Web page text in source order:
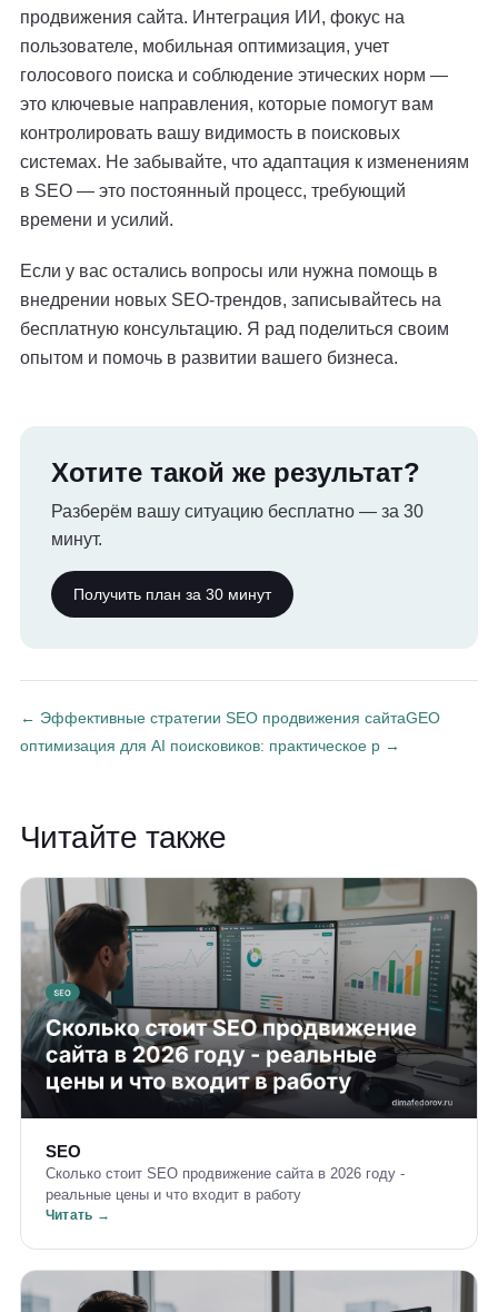
продвижения сайта. Интеграция ИИ, фокус на
пользователе, мобильная оптимизация, учет
голосового поиска и соблюдение этических норм —
это ключевые направления, которые помогут вам
контролировать вашу видимость в поисковых
системах. Не забывайте, что адаптация к изменениям
в SEO — это постоянный процесс, требующий
времени и усилий.
Если у вас остались вопросы или нужна помощь в
внедрении новых SEO-трендов, записывайтесь на
бесплатную консультацию. Я рад поделиться своим
опытом и помочь в развитии вашего бизнеса.
Хотите такой же результат?
Разберём вашу ситуацию бесплатно — за 30
минут.
Получить план за 30 минут
← Эффективные стратегии SEO продвижения сайтаGEO
оптимизация для AI поисковиков: практическое р →
Читайте также
SEO
Сколько стоит SEO продвижение сайта в 2026 году -
реальные цены и что входит в работу
Читать →